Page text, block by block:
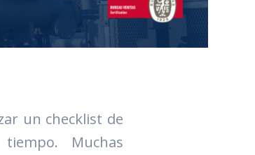
un checklist de
Muchas